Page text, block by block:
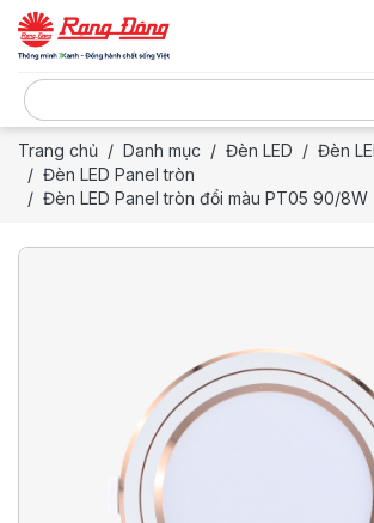
Trang chủ Danh mục Đèn LED
Đèn
Đèn LED Panel tròn
Đèn LED Panel tròn đổi màu PT05 90/8W